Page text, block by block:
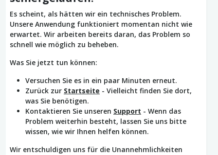
Es scheint, als hätten wir ein technisches Problem.
Unsere Anwendung funktioniert momentan nicht wie
erwartet. Wir arbeiten bereits daran, das Problem so
schnell wie möglich zu beheben.
Was Sie jetzt tun können:
Versuchen Sie es in ein paar Minuten erneut.
Zurück zur Startseite - Vielleicht finden Sie dort,
was Sie benötigen.
Kontaktieren Sie unseren Support - Wenn das
Problem weiterhin besteht, lassen Sie uns bitte
wissen, wie wir Ihnen helfen können.
Wir entschuldigen uns für die Unannehmlichkeiten